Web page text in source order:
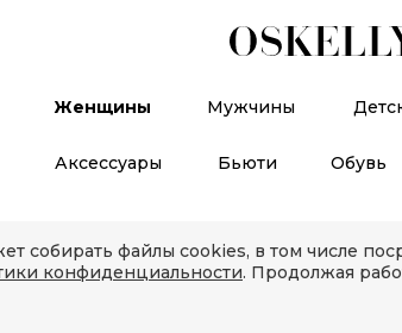
Женщины Мужчины
Аксессуары Бьюти Обувь
собирать файлы cookies, в том числе
конфиденциальности. Продолжая